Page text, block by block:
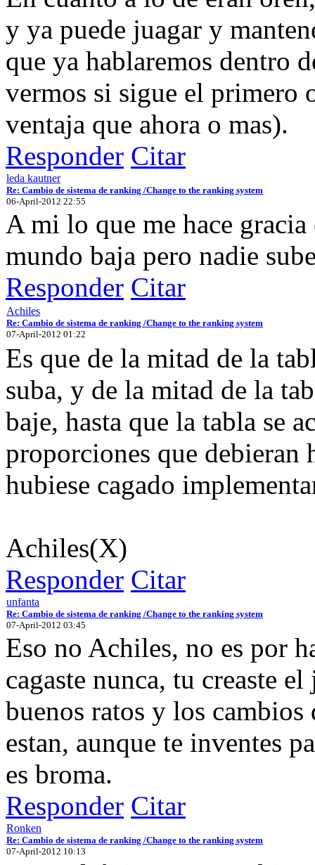
y ya puede juagar y
que ya hablaremos dentro
vermos si sigue el primero
ventaja que ahora o mas).
Responder Citar
leda kautner
Re: Cambio de sistema de ranking /Change to the ranking system
06-April-2012 22:55
A mi lo que me hace
mundo baja pero nadie
Responder Citar
Achiles
Re: Cambio de sistema de ranking /Change to the ranking system
07-April-2012 01:22
Es que de la mitad de la
suba, y de la mitad de la
baje, hasta que la tabla se
proporciones que debieran
hubiese cagado
Achiles(X)
Responder Citar
unfanta
Re: Cambio de sistema de ranking /Change to the ranking system
07-April-2012 03:45
Eso no Achiles, no es por
cagaste nunca, tu creaste
buenos ratos y los cambios
estan, aunque te inventes
es broma.
Responder Citar
Ronken
Re: Cambio de sistema de ranking /Change to the ranking system
07-April-2012 10:13